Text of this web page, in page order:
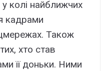
колі найближчих
кадрами
Також
хто став
її доньки. Ними